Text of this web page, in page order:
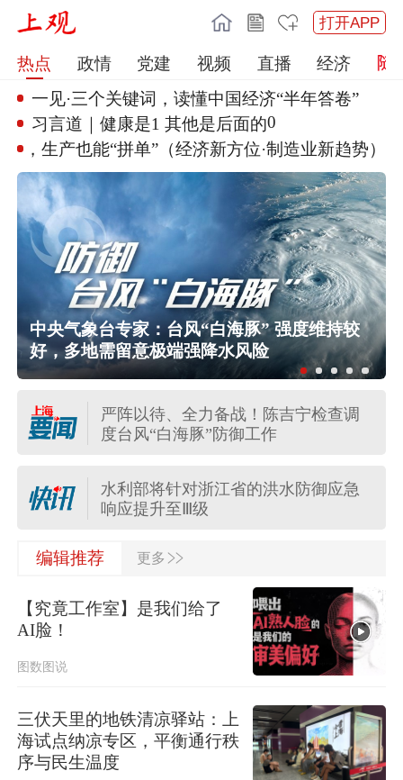
打开APP
热点 政情 党建 视频 直播
经济
一见·三个关键词，读懂中国经济“半年答卷”
习言道｜健康是1 其他是后面的0
造，生产也能“拼单”（经济新方位·制造业新趋势）
中央气象台专家：台风“白海豚” 强度维持较
好，多地需留意极端强降水风险
严阵以待、全力备战！陈吉宁检查调
度台风“白海豚”防御工作
伊朗媒体发布伊朗最高领袖视频
上海发布海浪橙色预警！
水利部将针对浙江省的洪水防御应急
响应提升至Ⅲ级
河南驻马店西平县“7·30”故意伤害案件
多个明星演唱会紧急取消
伊朗媒体发布伊朗最高领袖视频
编辑推荐 更多 >>
【究竟工作室】是我们给了
AI脸！
图数图说
三伏天里的地铁清凉驿站：上
海试点纳凉专区，平衡通行秩
序与民生温度